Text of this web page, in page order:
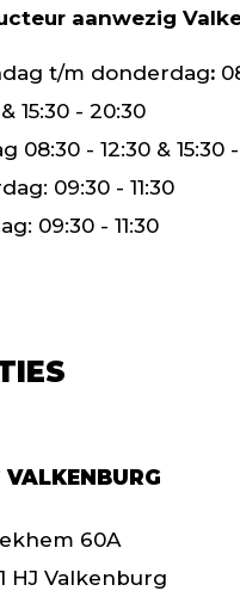
aanwezig
t/m donderdag:
15:30 - 20:30
08:30 - 12:30 & 15:30
09:30 - 11:30
09:30 - 11:30
VALKENBURG
60A
HJ Valkenburg